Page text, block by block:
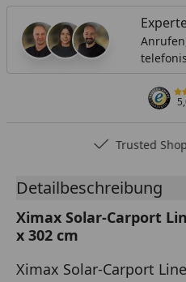
Trusted
Detailbeschreibung
Ximax Solar-Carport
x 302 cm
Ximax Solar-Carport